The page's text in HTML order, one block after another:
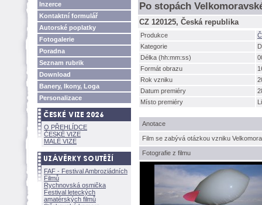
Inzerce
Kontaktní formulář
Autorské poplatky
Fotogalerie
Poradna
Seznam rubrik
Download
Banery, Ikony, Loga
Personalizace
O PŘEHLÍDCE
ČESKÉ VIZE
MALÉ VIZE
FAF - Festival Ambroziádních
Filmů
Rychnovská osmička
Festival leteckých
amatérských filmů
Po stopách
CZ 120125, Česká republika
Produkce
Kategorie
Délka (hh:mm:ss)
Formát obrazu
Rok vzniku
Datum premiéry
Místo premiéry
Anotace
Film se zabývá otázkou vzniku
Fotografie z filmu